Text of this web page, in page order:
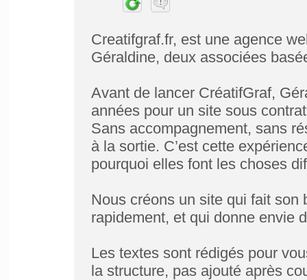
Creatifgraf.fr, est une agence
Géraldine, deux associées
Avant de lancer CréatifGraf,
années pour un site sous
Sans accompagnement, sans
à la sortie. C’est cette
pourquoi elles font les choses
Nous créons un site qui fait son
rapidement, et qui donne envie
Les textes sont rédigés pour
la structure, pas ajouté après